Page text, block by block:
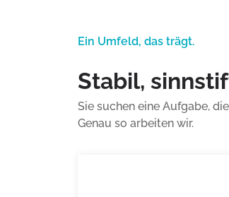
Ein Umfeld, das trägt.
Stabil,
Sie suchen eine Aufgabe,
Genau so arbeiten wir.